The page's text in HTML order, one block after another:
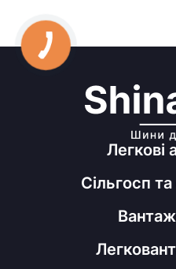
Легкові
Сільгосп